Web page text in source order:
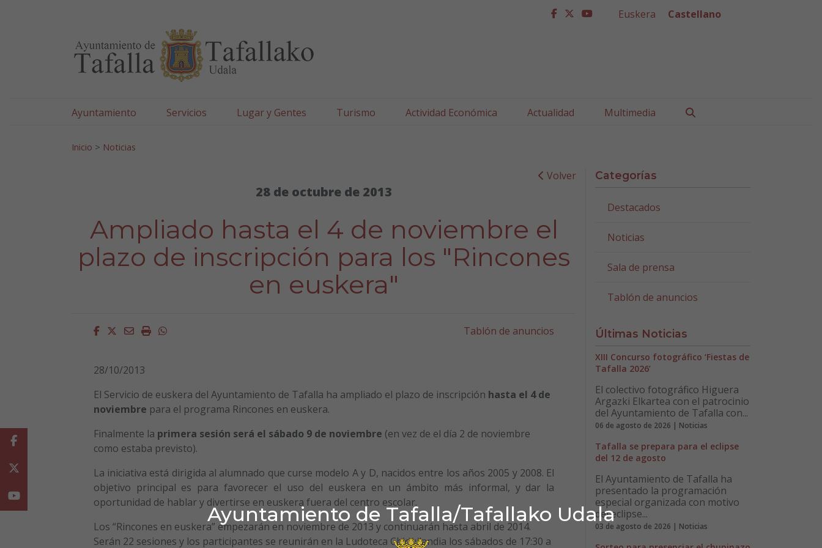
Ayuntamiento de Tafalla/Tafallako Udala
facebook
twitter
youtube
Euskera Castellano
Ayuntamiento Servicios Lugar y Gentes Turismo Actividad Económica Actualidad Multimedia
Inicio > Noticias
Volver
28 de octubre de 2013
Ampliado hasta el 4 de noviembre el
plazo de inscripción para los "Rincones
en euskera"
Facebook
Twitter
EmailImprimirWhatsapp Tablón de anuncios
28/10/2013
El Servicio de euskera del Ayuntamiento de Tafalla ha ampliado el plazo de inscripción hasta el 4 de
noviembre para el programa Rincones en euskera.
Finalmente la primera sesión será el sábado 9 de noviembre (en vez de el día 2 de noviembre
como estaba previsto).
La iniciativa está dirigida al alumnado que curse modelo A y D, nacidos entre los años 2005 y 2008. El
objetivo principal es para favorecer el uso del euskera en un ámbito más informal, y dar la
oportunidad de hablar y divertirse en euskera fuera del centro escolar.
Los “Rincones en euskera” empezarán en noviembre de 2013 y continuarán hasta abril de 2014.
Serán 22 sesiones y los participantes se reunirán en la Ludoteca Chiquilandia los sábados de 17:30 a
Categorías
Destacados
Noticias
Sala de prensa
Tablón de anuncios
Últimas Noticias
XIII Concurso fotográfico ‘Fiestas de
Tafalla 2026’
El colectivo fotográfico Higuera
Argazki Elkartea con el patrocinio
del Ayuntamiento de Tafalla con...
06 de agosto de 2026 | Noticias
Tafalla se prepara para el eclipse
del 12 de agosto
El Ayuntamiento de Tafalla ha
presentado la programación
especial organizada con motivo
del eclipse...
03 de agosto de 2026 | Noticias
Facebook
Youtube